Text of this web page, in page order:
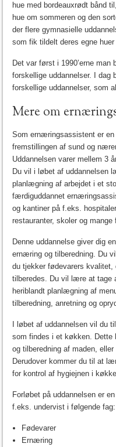
hue med bordeauxrødt bånd
hue om sommeren og den
der flere gymnasielle
som fik tildelt deres egne
Det var først i 1990’erne man
forskellige uddannelser. I dag
forskellige uddannelser, som
Mere om
Som ernæringsassistent er
fremstillingen af sund og
Uddannelsen varer mellem 3
Du vil i løbet af uddannelsen
planlægning af arbejdet i et
færdiguddannet
og kantiner på f.eks.
restauranter, skoler og mange
Denne uddannelse giver dig
ernæring og tilberedning. Du
du tjekker fødevarers kvalitet,
tilberedes. Du vil lære at tage
heriblandt planlægning af
tilberedning, anretning og
I løbet af uddannelsen vil du
som findes i et køkken.
og tilberedning af maden,
Derudover kommer du til at
for kontrol af hygiejnen i
Forløbet på uddannelsen er
f.eks. undervist i følgende fag:
Fødevarer
Ernæring